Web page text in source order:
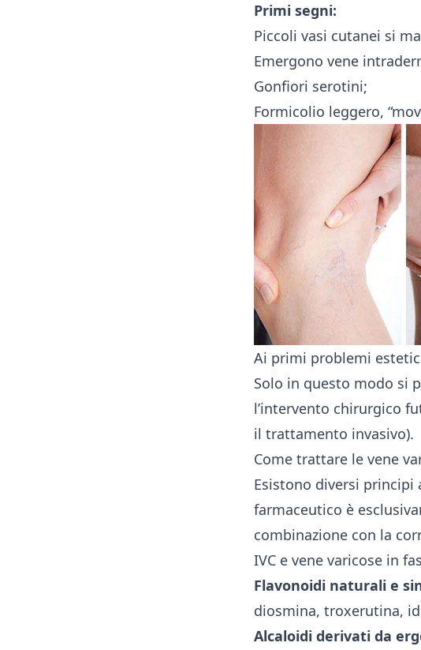
Primi segni:
Piccoli vasi cutanei si
Emergono vene
Gonfiori serotini;
Formicolio leggero,
Ai primi problemi
Solo in questo modo si
l’intervento chirurgico
il trattamento invasivo).
Come trattare le vene
Esistono diversi
farmaceutico è
combinazione con la
IVC e vene varicose in
Flavonoidi naturali e
diosmina, troxerutina,
Alcaloidi derivati da